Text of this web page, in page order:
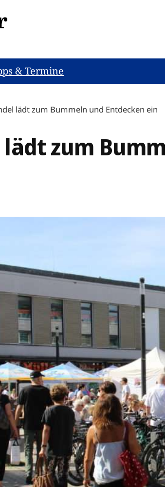
& Termine
lädt zum Bummeln und Entdecken ein
zum